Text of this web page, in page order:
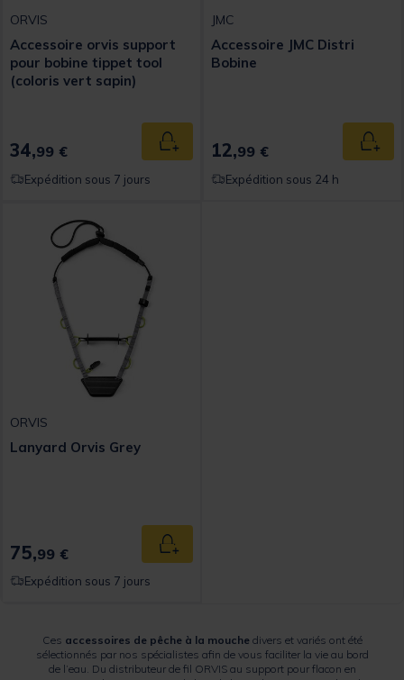
ORVIS
Accessoire orvis support
pour bobine tippet tool
(coloris vert sapin)
34,99 € Ajouter au panier
Expédition sous 7 jours
JMC
Accessoire JMC Distri
Bobine
12,99 €
Expédition sous 24 h
ORVIS
Lanyard Orvis Grey
75,99 € Ajouter au panier
Expédition sous 7 jours
Ces accessoires de pêche à la mouchedivers et variés ont été
sélectionnés par nos spécialistes afin de vous faciliter la vie au bord
de l’eau. Du distributeur de fil ORVIS au support pour flacon en